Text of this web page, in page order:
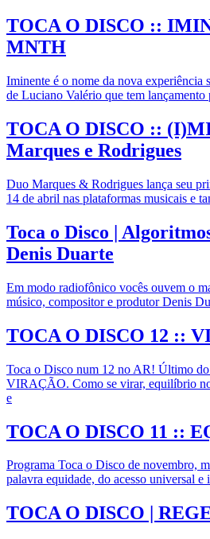
TOCA O DISCO ::
MNTH
Iminente é o nome da nova
de Luciano Valério que tem lançamento
TOCA O DISCO ::
Marques e Rodrigues
Duo Marques & Rodrigues lança seu
14 de abril nas plataformas musicais e
Toca o Disco |
Denis Duarte
Em modo radiofônico vocês ouvem o
músico, compositor e produtor Denis
TOCA O DISCO 12 ::
Toca o Disco num 12 no AR! Último do
VIRAÇÃO. Como se virar, equilíbrio
e
TOCA O DISCO 11 ::
Programa Toca o Disco de novembro,
palavra equidade, do acesso universal e
TOCA O DISCO |